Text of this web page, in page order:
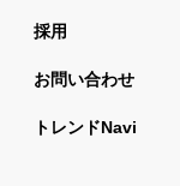
採用
お問い合わせ
トレンドnavi